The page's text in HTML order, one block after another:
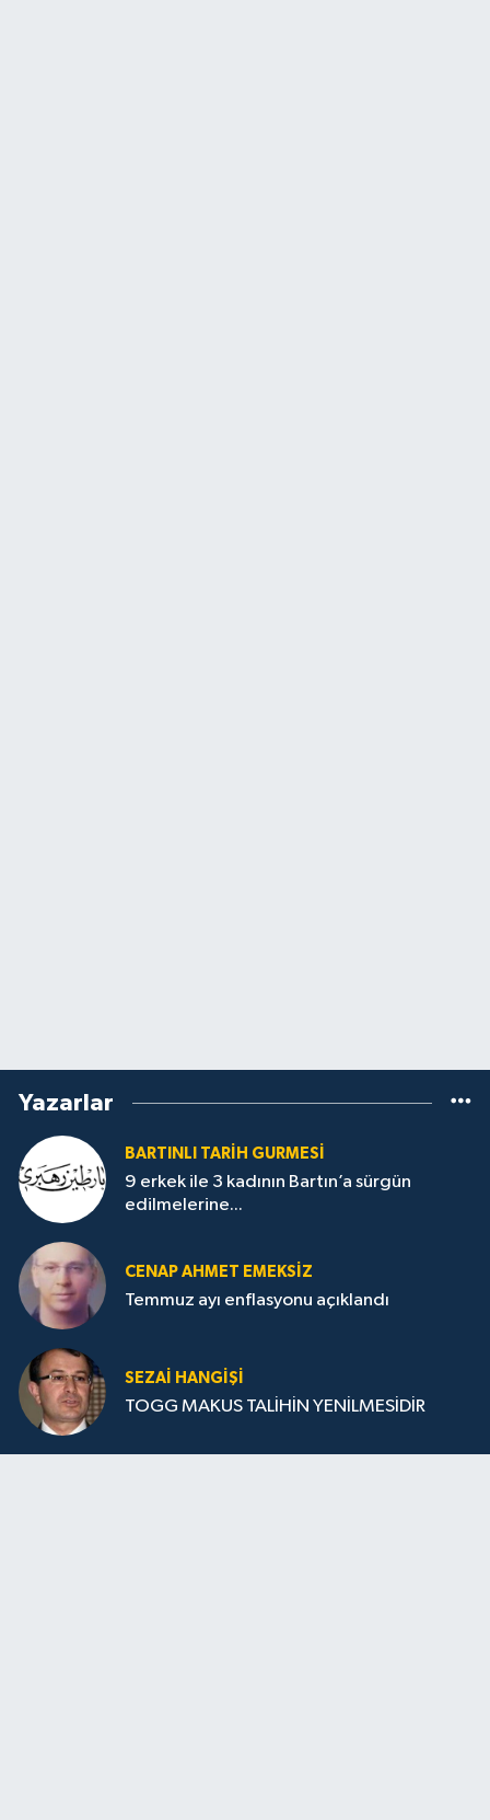
Yazarlar
BARTINLI TARIH GURMESI
9 erkek ile 3 kadının Bartın’a sürgün
edilmelerine...
CENAP AHMET EMEKSİZ
Temmuz ayı enflasyonu açıklandı
SEZAI HANGİŞİ
TOGG MAKUS TALİHİN YENİLMESİDİR